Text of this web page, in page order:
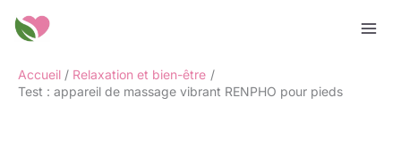
Accueil
Relaxation et bien-être
Test : appareil de massage vibrant RENPHO pour pieds